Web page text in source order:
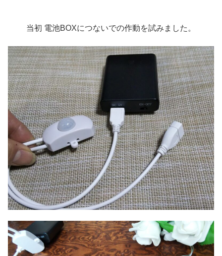
当初 電池BOXにつないでの作動を試みました。